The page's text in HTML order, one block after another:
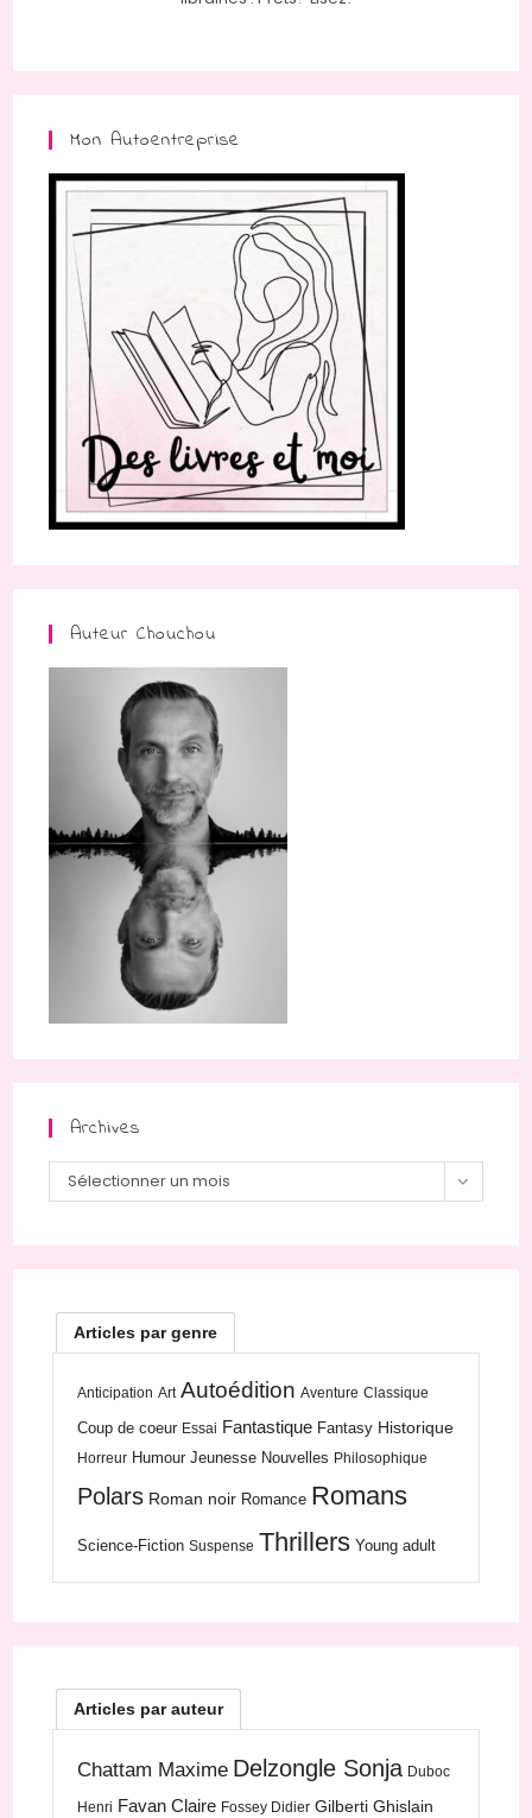
Mon Autoentreprise
Auteur Chouchou
Archives
Archives
Sélectionner un mois
Articles par genre
Anticipation Art Autoédition Aventure Classique
Coup de coeur Essai Fantastique Fantasy Historique
Horreur Humour Jeunesse Nouvelles Philosophique
Polars Roman noir Romance Romans
Science-Fiction Suspense Thrillers Young adult
Articles par auteur
Chattam Maxime Delzongle Sonja Duboc
Henri Favan Claire Fossey Didier Gilberti Ghislain